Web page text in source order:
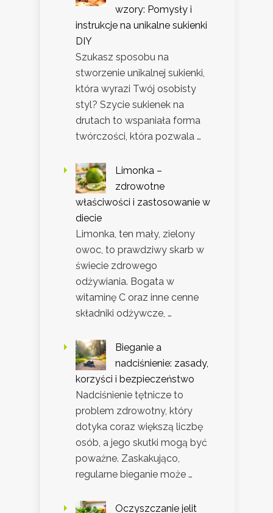
wzory: Pomysły i
instrukcje na unikalne sukienki
DIY
Szukasz sposobu na
stworzenie unikalnej sukienki,
która wyrazi Twój osobisty
styl? Szycie sukienek na
drutach to wspaniała forma
twórczości, która pozwala …
Limonka –
zdrowotne
właściwości i zastosowanie w
diecie
Limonka, ten mały, zielony
owoc, to prawdziwy skarb w
świecie zdrowego
odżywiania. Bogata w
witaminę C oraz inne cenne
składniki odżywcze, …
Bieganie a
nadciśnienie: zasady,
korzyści i bezpieczeństwo
Nadciśnienie tętnicze to
problem zdrowotny, który
dotyka coraz większą liczbę
osób, a jego skutki mogą być
poważne. Zaskakująco,
regularne bieganie może …
Oczyszczanie jelit